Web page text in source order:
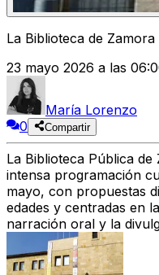
La Biblioteca de Zamora
23 mayo 2026 a las
María Lorenzo
0
Compartir
La Biblioteca Pública
intensa programación
mayo, con propuestas
edades y centradas en
narración oral y la